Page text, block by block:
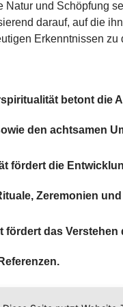
und Schöpfung
darauf, auf die
Erkenntnissen zu
betont die
den achtsamen
fördert die
Zeremonien
das